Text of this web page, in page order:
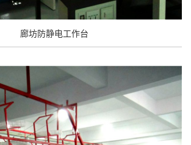
廊坊防静电工作台